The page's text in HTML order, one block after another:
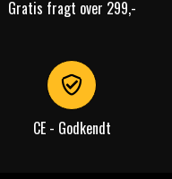
Gratis fragt over 299,-
CE - Godkendt